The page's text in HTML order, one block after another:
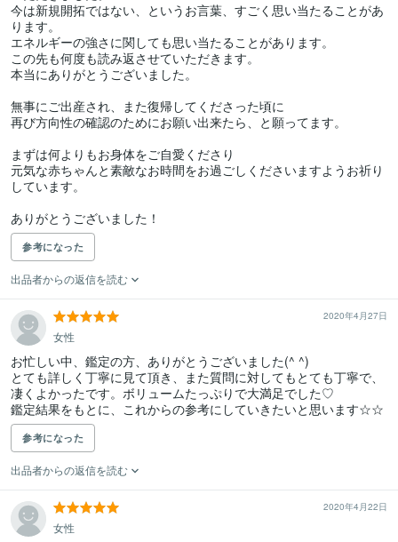
今は新規開拓ではない、というお言葉、すごく思い当たることがあ
ります。
エネルギーの強さに関しても思い当たることがあります。
この先も何度も読み返させていただきます。
本当にありがとうございました。
無事にご出産され、また復帰してくださった頃に
再び方向性の確認のためにお願い出来たら、と願ってます。
まずは何よりもお身体をご自愛くださり
元気な赤ちゃんと素敵なお時間をお過ごしくださいますようお祈り
しています。
ありがとうございました！
参考になった
出品者からの返信を読む
2020年4月27日
女性
お忙しい中、鑑定の方、ありがとうございました(^ ^)
とても詳しく丁寧に見て頂き、また質問に対してもとても丁寧で、
凄くよかったです。ボリュームたっぷりで大満足でした♡
参考になった
出品者からの返信を読む
2020年4月22日
女性